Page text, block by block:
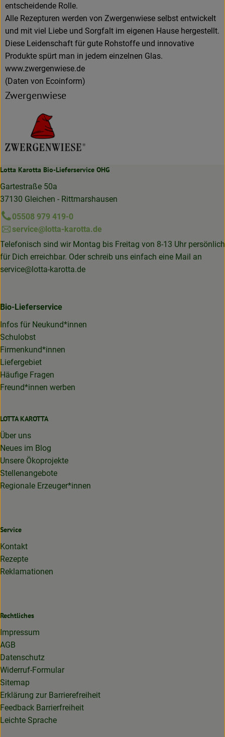
entscheidende Rolle.
Alle Rezepturen werden von Zwergenwiese selbst entwickelt
und mit viel Liebe und Sorgfalt im eigenen Hause hergestellt.
Diese Leidenschaft für gute Rohstoffe und innovative
Produkte spürt man in jedem einzelnen Glas.
www.zwergenwiese.de
(Daten von Ecoinform)
Zwergenwiese
Lotta Karotta Bio-Lieferservice OHG
Gartestraße 50a
37130 Gleichen - Rittmarshausen
05508 979 419-0
service@lotta-karotta.de
Telefonisch sind wir Montag bis Freitag von 8-13 Uhr persönlich
für Dich erreichbar. Oder schreib uns einfach eine Mail an
service@lotta-karotta.de
Bio-Lieferservice
Infos für Neukund*innen
Schulobst
Firmenkund*innen
Liefergebiet
Häufige Fragen
Freund*innen werben
LOTTA KAROTTA
Über uns
Neues im Blog
Unsere Ökoprojekte
Stellenangebote
Regionale Erzeuger*innen
Service
Kontakt
Rezepte
Reklamationen
Rechtliches
Impressum
AGB
Datenschutz
Widerruf-Formular
Sitemap
Erklärung zur Barrierefreiheit
Feedback Barrierfreiheit
Leichte Sprache